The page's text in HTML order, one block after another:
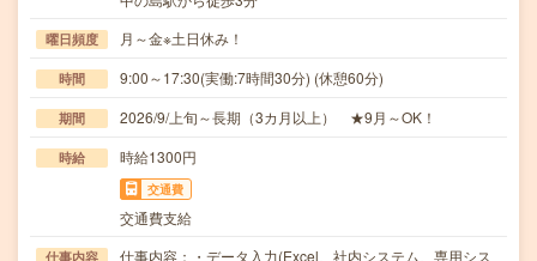
曜日頻度 月～金※土日休み！
時間 9:00～17:30(実働:7時間30分) (休憩60分)
期間 2026/9/上旬～長期（3カ月以上） ★9月～OK！
時給 時給1300円
交通費
交通費支給
仕事内容
仕事内容：・データ入力(Excel、社内システム、専用シス